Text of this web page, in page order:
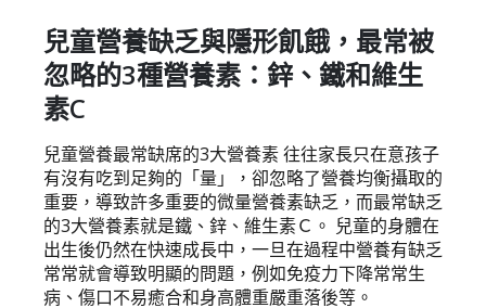
兒童營養缺乏與隱形飢餓，最常被
忽略的3種營養素：鋅、鐵和維生
素C
兒童營養最常缺席的3大營養素 往往家長只在意孩子
有沒有吃到足夠的「量」，卻忽略了營養均衡攝取的
重要，導致許多重要的微量營養素缺乏，而最常缺乏
的3大營養素就是鐵、鋅、維生素Ｃ。 兒童的身體在
出生後仍然在快速成長中，一旦在過程中營養有缺乏
常常就會導致明顯的問題，例如免疫力下降常常生
病、傷口不易癒合和身高體重嚴重落後等。